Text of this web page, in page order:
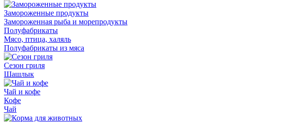
Замороженные продукты
Замороженная рыба и морепродукты
Полуфабрикаты
Мясо, птица, халяль
Полуфабрикаты из мяса
Сезон гриля
Шашлык
Чай и кофе
Кофе
Чай